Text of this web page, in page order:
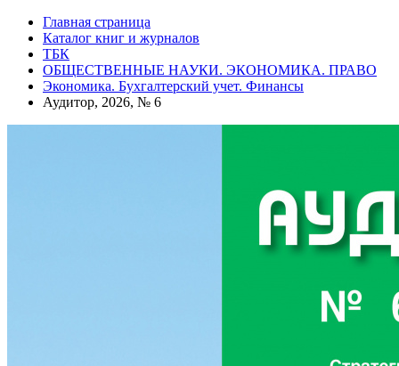
Главная страница
Каталог книг и журналов
ТБК
ОБЩЕСТВЕННЫЕ НАУКИ. ЭКОНОМИКА. ПРАВО
Экономика. Бухгалтерский учет. Финансы
Аудитор, 2026, № 6